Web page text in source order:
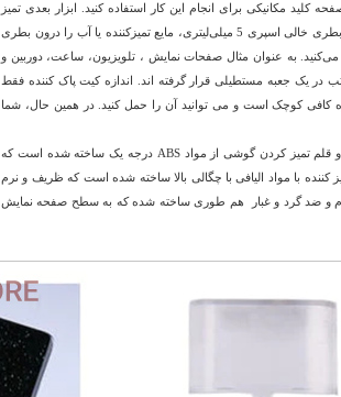
مکانیکی برای انجام این کار استفاده کنید. ابزار بعدی تمیز
کننده مانیتور، صفحه نمایش، دوربین، ساعت و تلویزیون میباشد: در کنار یک بطری خالی اسپری 5 میلی‌لیتری، مایع تمیزکننده یا آب را درون بطری
به عنوان مثال صفحات نمایش ، تلویزیون، ساعت، دوربین و
کامپیوتر به طور مرتب در یک جعبه مستطیلی قرار گرفته اند. اندازه کیت پاک کننده فقط
است. برای سفر به اندازه کافی کوچک است و می توانید آن را حمل کنید. در همین حال، شما
این کیت پاک کننده از مواد با کیفیت بالا ساخته شده اند. جعبه ابزار نظافت و قلم تمیز کردن گوشی از مواد ABS درجه یک ساخته شده است که
با مواد الیافی با چگالی بالا ساخته شده است که ظریف و نرم
و ضد گرد و غبار هم طوری ساخته شده که به سطح صفحه نمایش